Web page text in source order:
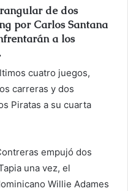
de dos
por Carlos Santana
a los
cuatro juegos,
carreras y dos
Piratas a su cuarta
empujó dos
una vez, el
Willie Adames